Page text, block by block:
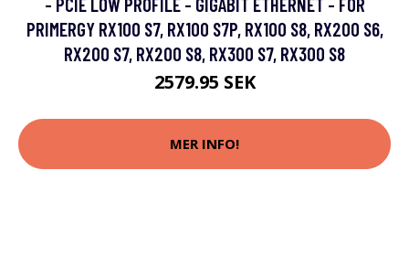
PRIMERGY RX100 S7, RX100 S7P, RX100 S8, RX200 S6,
RX200 S7, RX200 S8, RX300 S7, RX300 S8
2579.95 SEK
MER INFO!